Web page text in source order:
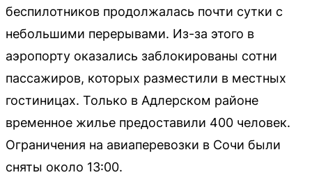
беспилотников продолжалась почти сутки с
небольшими перерывами. Из-за этого в
аэропорту оказались заблокированы сотни
пассажиров, которых разместили в местных
гостиницах. Только в Адлерском районе
временное жилье предоставили 400 человек.
Ограничения на авиаперевозки в Сочи были
сняты около 13:00.